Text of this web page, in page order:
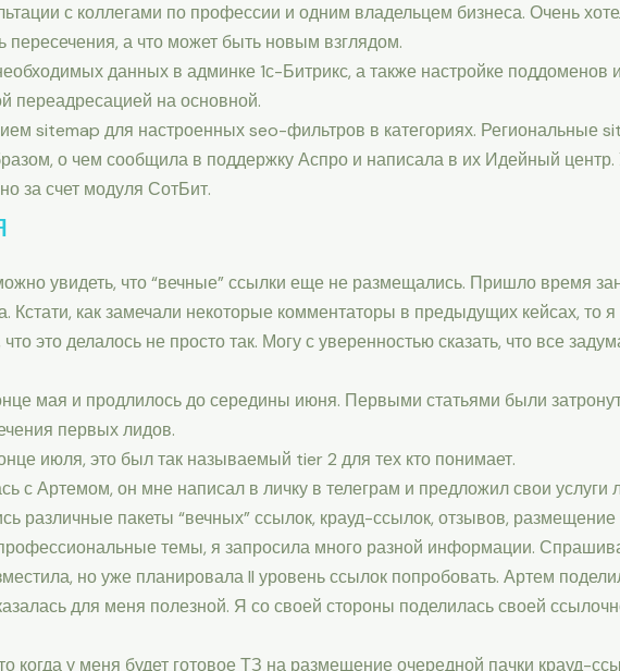
с коллегами по профессии и одним владельцем бизнеса. Очень
а что может быть новым взглядом.
данных в админке 1с-Битрикс, а также настройке поддоменов
переадресацией на основной.
sitemap для настроенных seo-фильтров в категориях. Региональные
о чем сообщила в поддержку Аспро и написала в их Идейный
за счет модуля СотБит.
увидеть, что “вечные” ссылки еще не размещались. Пришло время
Кстати, как замечали некоторые комментаторы в предыдущих кейсах, то
это делалось не просто так. Могу с уверенностью сказать, что все
мая и продлилось до середины июня. Первыми статьями были
первых лидов.
июля, это был так называемый tier 2 для тех кто понимает.
с Артемом, он мне написал в личку в телеграм и предложил свои услуги
различные пакеты “вечных” ссылок, крауд-ссылок, отзывов,
темы, я запросила много разной информации.
но уже планировала II уровень ссылок попробовать. Артем
для меня полезной. Я со своей стороны поделилась своей
когда у меня будет готовое ТЗ на размещение очередной пачки крауд-